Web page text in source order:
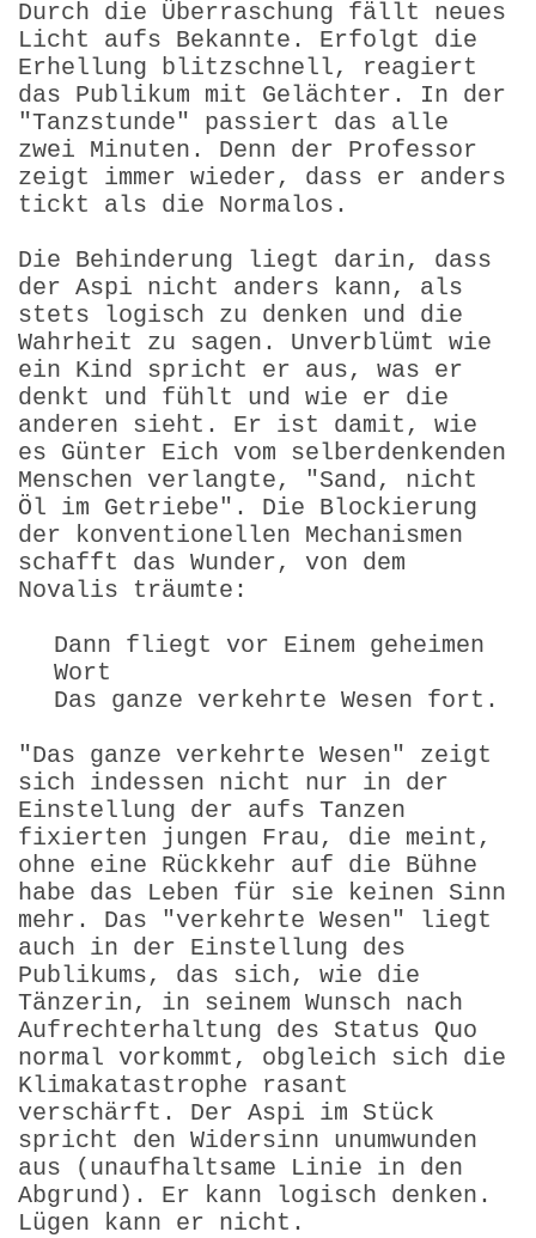
Durch die Überraschung fällt neues
Licht aufs Bekannte. Erfolgt die
Erhellung blitzschnell, reagiert
das Publikum mit Gelächter. In der
"Tanzstunde" passiert das alle
zwei Minuten. Denn der Professor
zeigt immer wieder, dass er anders
tickt als die Normalos.
Die Behinderung liegt darin, dass
der Aspi nicht anders kann, als
stets logisch zu denken und die
Wahrheit zu sagen. Unverblümt wie
ein Kind spricht er aus, was er
denkt und fühlt und wie er die
anderen sieht. Er ist damit, wie
es Günter Eich vom selberdenkenden
Menschen verlangte, "Sand, nicht
Öl im Getriebe". Die Blockierung
der konventionellen Mechanismen
schafft das Wunder, von dem
Novalis träumte:
Dann fliegt vor Einem geheimen
Wort
Das ganze verkehrte Wesen fort.
"Das ganze verkehrte Wesen" zeigt
sich indessen nicht nur in der
Einstellung der aufs Tanzen
fixierten jungen Frau, die meint,
ohne eine Rückkehr auf die Bühne
habe das Leben für sie keinen Sinn
mehr. Das "verkehrte Wesen" liegt
auch in der Einstellung des
Publikums, das sich, wie die
Tänzerin, in seinem Wunsch nach
Aufrechterhaltung des Status Quo
normal vorkommt, obgleich sich die
Klimakatastrophe rasant
verschärft. Der Aspi im Stück
spricht den Widersinn unumwunden
aus (unaufhaltsame Linie in den
Abgrund). Er kann logisch denken.
Lügen kann er nicht.